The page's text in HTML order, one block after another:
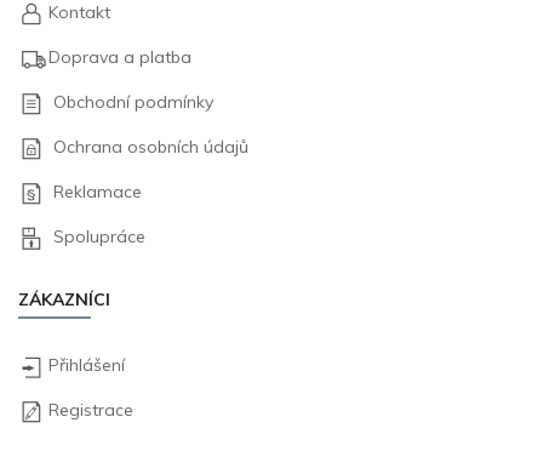
Kontakt
Doprava a platba
Obchodní podmínky
Ochrana osobních údajů
Reklamace
Spolupráce
ZÁKAZNÍCI
Přihlášení
Registrace